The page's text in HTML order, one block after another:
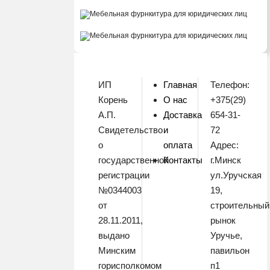
ИП
Корень
А.П.
Свидетельство
о
государственной
регистрации
№0344003
от
28.11.2011,
выдано
Минским
горисполкомом
Главная
О нас
Доставка
и
оплата
Контакты
Телефон:
+375(29)
654-31-
72
Адрес:
г.Минск
ул.Уручская
19,
строительный
рынок
Уручье,
павильон
п1